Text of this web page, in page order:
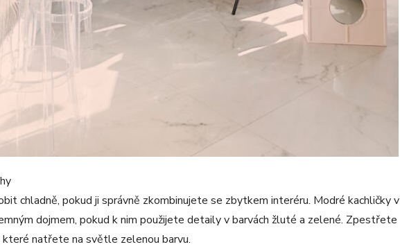
chladně, pokud ji správně zkombinujete se zbytkem interéru. Modré kachličky v
dojmem, pokud k nim použijete detaily v barvách žluté a zelené. Zpestřete
natřete na světle zelenou barvu.